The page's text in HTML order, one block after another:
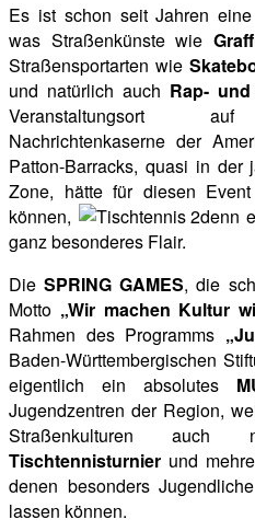
Es ist schon seit Jahren eine
was Straßenkünste wie
Straßensportarten wie
und natürlich auch Rap-
Veranstaltungsort
Nachrichtenkaserne der
Patton-Barracks, quasi in der
Zone, hätte für diesen
können,
denn
ganz besonderes Flair.
DieSPRING GAMES, die
Motto „Wir machen Kultur
Rahmen des Programms
Baden-Württembergischen
eigentlich ein absolutes
Jugendzentren der Region,
Straßenkulturen
Tischtennisturnier und
denen besonders
lassen können.